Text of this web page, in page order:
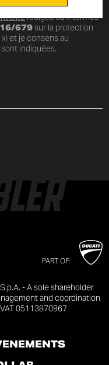
rédigée au x termes
679sur la protection
et je consens au
indiquées.
PART OF:
- A sole shareholder
and coordination
05113870967